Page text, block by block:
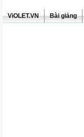
ViOLET.VN Bài giảng